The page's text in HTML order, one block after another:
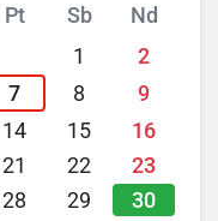
Pt Sb
Nd
1
2
7 8
9
14 15
16
21 22
23
28 29 30